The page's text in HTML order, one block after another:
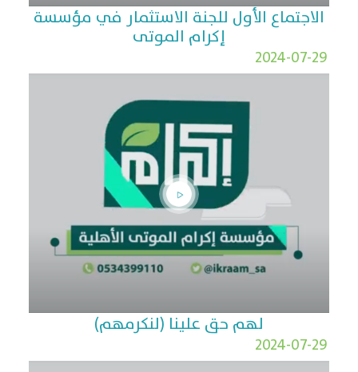
الاجتماع الأول للجنة الاستثمار في مؤسسة
إكرام الموتى
2024-07-29
لهم حق علينا (لنكرمهم)
2024-07-29